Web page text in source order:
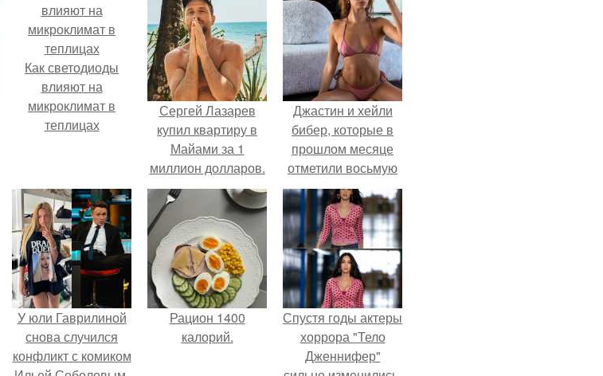
Как светодиоды
влияют на
микроклимат в
теплицах
Сергей Лазарев
купил квартиру в
Майами за 1
миллион долларов.
Джастин и хейли
бибер, которые в
прошлом месяце
отметили восьмую
годовщину
помолвки, показали
новые фото с
совместного
отдыха.
У юли Гаврилиной
снова случился
конфликт с комиком
Рацион 1400
калорий.
Спустя годы актеры
хоррора "Тело
Дженнифер"